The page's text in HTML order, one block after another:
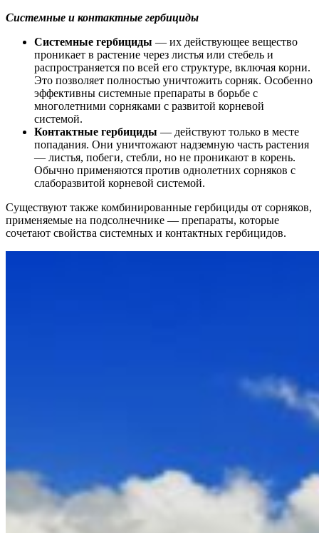
Системные и контактные гербициды
Системные гербициды — их действующее вещество
проникает в растение через листья или стебель и
распространяется по всей его структуре, включая корни.
Это позволяет полностью уничтожить сорняк. Особенно
эффективны системные препараты в борьбе с
многолетними сорняками с развитой корневой
системой.
Контактные гербициды — действуют только в месте
попадания. Они уничтожают надземную часть растения
— листья, побеги, стебли, но не проникают в корень.
Обычно применяются против однолетних сорняков с
слаборазвитой корневой системой.
Существуют также комбинированные гербициды от сорняков,
применяемые на подсолнечнике — препараты, которые
сочетают свойства системных и контактных гербицидов.